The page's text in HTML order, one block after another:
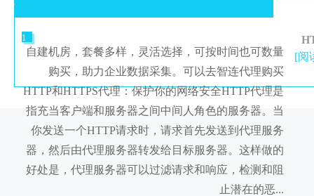
1
自建机房，套餐多样，灵活选择，可按时间也可数量
购买，助力企业数据采集。可以去智连代理购买
HTTP和HTTPS代理：保护你的网络安全HTTP代理是
指充当客户端和服务器之间中间人角色的服务器。当
你发送一个HTTP请求时，请求首先发送到代理服务
器，然后由代理服务器转发给目标服务器。这样做的
好处是，代理服务器可以过滤请求和响应，检测和阻
止潜在的恶...
[阅